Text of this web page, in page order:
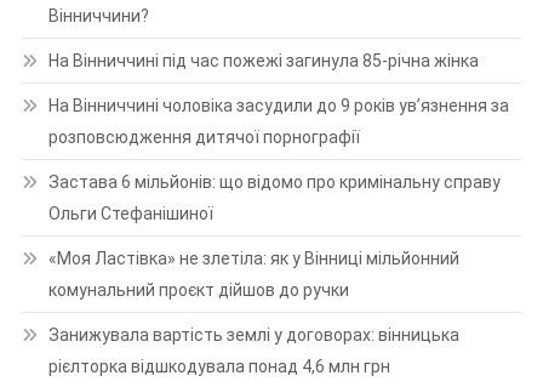
Вінниччини?
На Вінниччині під час пожежі загинула 85-річна жінка
На Вінниччині чоловіка засудили до 9 років ув’язнення за
розповсюдження дитячої порнографії
Застава 6 мільйонів: що відомо про кримінальну справу
Ольги Стефанішиної
«Моя Ластівка» не злетіла: як у Вінниці мільйонний
комунальний проєкт дійшов до ручки
Занижувала вартість землі у договорах: вінницька
рієлторка відшкодувала понад 4,6 млн грн